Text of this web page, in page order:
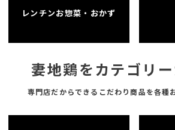
レンチンお惣菜・おかず
妻地鶏をカテゴリ
専門店だからできるこだわり商品を各種